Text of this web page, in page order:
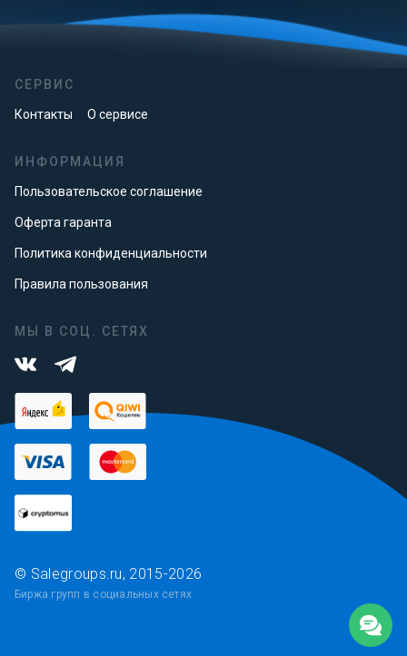
СЕРВИС
Контакты О сервисе
ИНФОРМАЦИЯ
Пользовательское соглашение
Оферта гаранта
Политика конфиденциальности
Правила пользования
МЫ В СОЦ. СЕТЯХ
© Salegroups.ru, 2015-2026
Биржа групп в социальных сетях